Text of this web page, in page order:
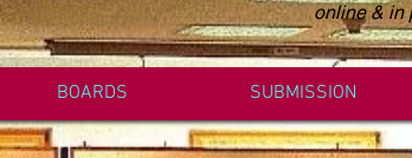
online & in
BOARDS SUBMISSION